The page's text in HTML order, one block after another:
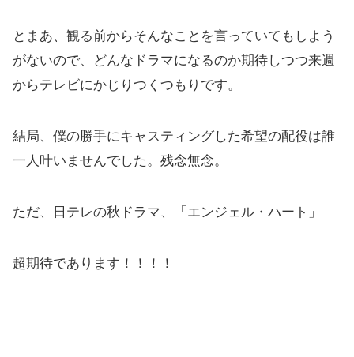
とまあ、観る前からそんなことを言っていてもしよう
がないので、どんなドラマになるのか期待しつつ来週
からテレビにかじりつくつもりです。
結局、僕の勝手にキャスティングした希望の配役は誰
一人叶いませんでした。残念無念。
ただ、日テレの秋ドラマ、「エンジェル・ハート」
超期待であります！！！！